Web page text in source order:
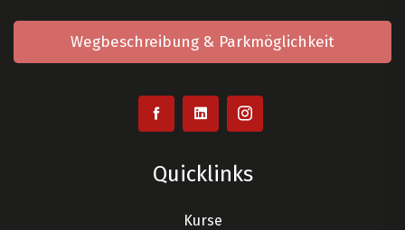
Wegbeschreibung & Parkmöglichkeit
Quicklinks
Kurse